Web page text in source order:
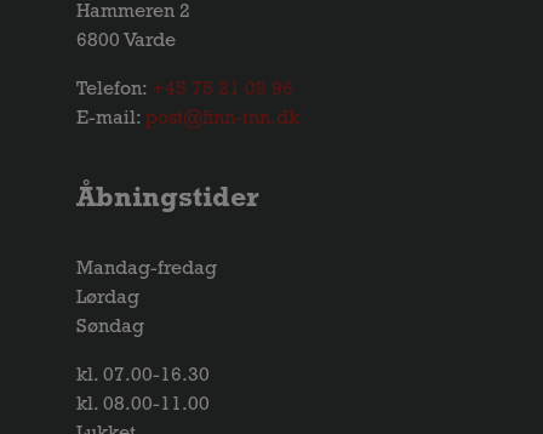
Hammeren 2
6800 Varde
Telefon: +45 75 21 09 96
E-mail: post@finn-inn.dk
Åbningstider
Mandag-fredag
Lørdag
Søndag
kl. 07.00-16.30
kl. 08.00-11.00